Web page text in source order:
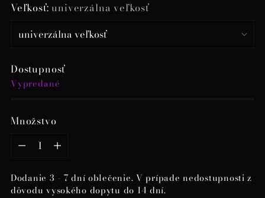
Veľkosť: univerzálna veľkosť
Dostupnosť
Vypredané
Množstvo
Množstvo
Dodanie 3 - 7 dní oblečenie. V prípade nedostupnosti z
dôvodu vysokého dopytu do 14 dní.